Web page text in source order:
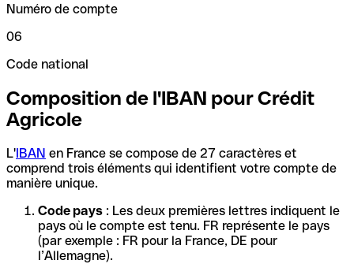
Numéro de compte
06
Code national
Composition de l'IBAN pour Crédit
Agricole
L'IBAN en France se compose de 27 caractères et
comprend trois éléments qui identifient votre compte de
manière unique.
Code pays : Les deux premières lettres indiquent le
pays où le compte est tenu. FR représente le pays
(par exemple : FR pour la France, DE pour
l’Allemagne).